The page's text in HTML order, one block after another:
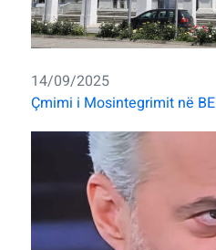
14/09/2025
Çmimi i Mosintegrimit në BE